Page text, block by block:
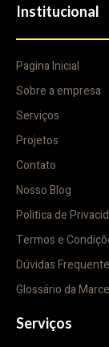
Institucional
Pagina Inicial
Sobre a empresa
Serviços
Projetos
Contato
Nosso Blog
Politica de
Termos e
Dúvidas
Glossário da
Serviços